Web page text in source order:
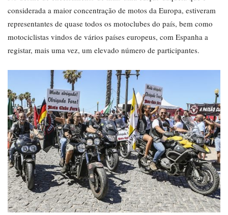
considerada a maior concentração de motos da Europa, estiveram
representantes de quase todos os motoclubes do país, bem como
motociclistas vindos de vários países europeus, com Espanha a
registar, mais uma vez, um elevado número de participantes.